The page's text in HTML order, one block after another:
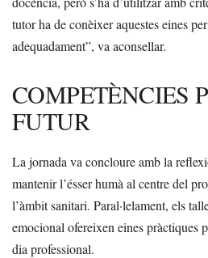
tutor ha de conèixer aquestes eines
adequadament”, va aconsellar.
COMPETÈNCIES
FUTUR
La jornada va concloure amb la
mantenir l’ésser humà al centre del
l’àmbit sanitari. Paral·lelament, els
emocional ofereixen eines pràctiques
dia professional.